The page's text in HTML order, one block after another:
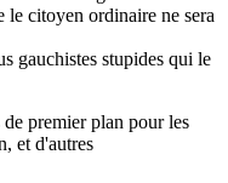
le citoyen ordinaire ne sera
gauchistes stupides qui le
premier plan pour les
et d'autres